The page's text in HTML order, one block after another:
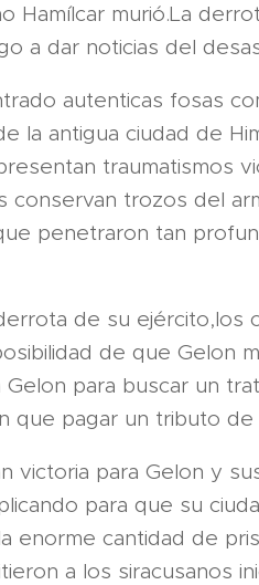
Hamílcar murió.La
a dar noticias del
autenticas fosas
la antigua ciudad de
traumatismos
conservan trozos del
penetraron tan
de su ejército,los
de que Gelon
para buscar un
que pagar un tributo
victoria para Gelon y
para que su
enorme cantidad de
a los siracusanos